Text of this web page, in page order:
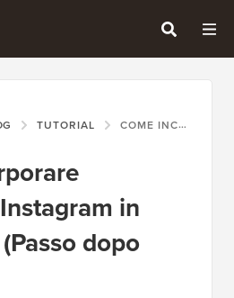
TUTORIAL COME INCORPORARE FACILMENTE INSTAGRAM IN WORDPRESS (PASSO DOPO PASSO)
in
dopo